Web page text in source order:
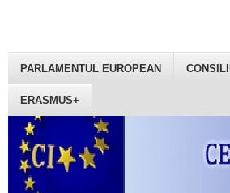
PARLAMENTUL EUROPEAN
ERASMUS+